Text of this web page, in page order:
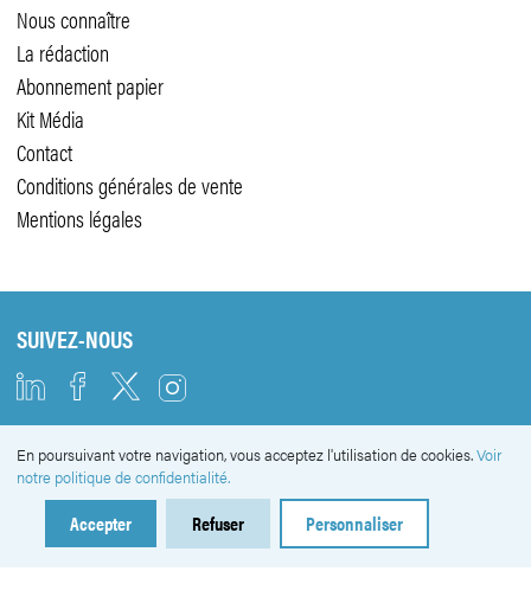
Nous connaître
La rédaction
Abonnement papier
Kit Média
Contact
Conditions générales de vente
Mentions légales
SUIVEZ-NOUS
NEWSLETTER
En poursuivant votre navigation, vous acceptez l'utilisation de cookies.Voir
notre politique de confidentialité.
Accepter Refuser Personnaliser